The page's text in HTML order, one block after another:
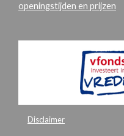
openingstijden en prijzen
Disclaimer